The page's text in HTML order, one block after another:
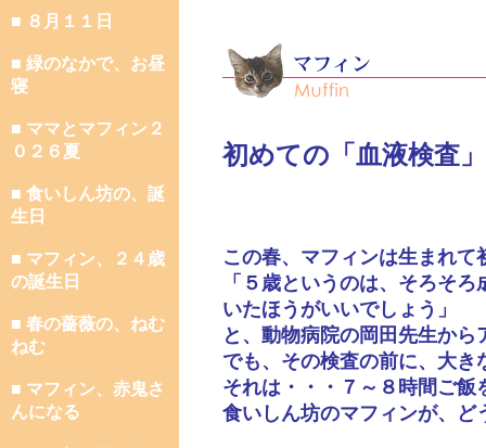
■ ８月１１日
■ 緑のなかで、お昼
寝
■ ママとマフィン２
０２６夏
■ 食いしん坊の、誕
生日
■ マフィン、２４歳
の誕生日
■ 春の薔薇の、ねむ
ねむ
■ マフィン、赤鬼さ
んになる
初めての「血液検査」
この春、マフィンは生まれ
「５歳というのは、そろそ
いたほうがいいでしょう」
と、動物病院の岡田先生か
でも、その検査の前に、大き
それは・・・７～８時間ご
食いしん坊のマフィンが、ど